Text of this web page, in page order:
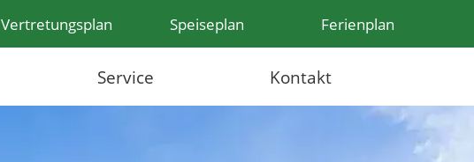
Vertretungsplan Speiseplan Ferienplan
Service Kontakt